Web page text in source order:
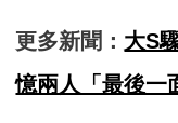
更多新聞： 大S
憶兩人「最後一